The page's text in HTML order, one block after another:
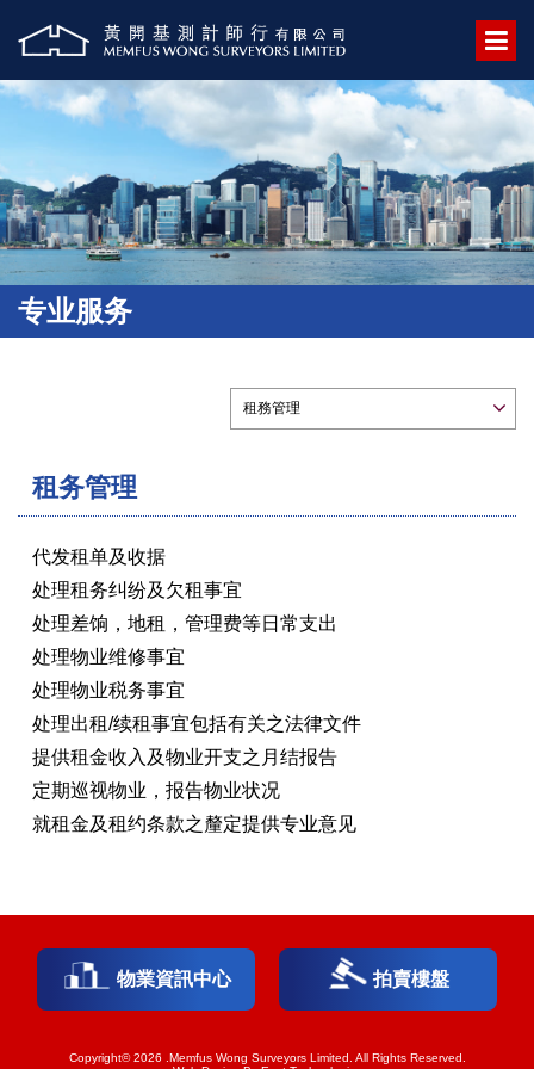
专业服务
租务管理
代发租单及收据
处理租务纠纷及欠租事宜
处理差饷，地租，管理费等日常支出
处理物业维修事宜
处理物业税务事宜
处理出租/续租事宜包括有关之法律文件
提供租金收入及物业开支之月结报告
定期巡视物业，报告物业状况
就租金及租约条款之釐定提供专业意见
物業資訊中心 拍賣樓盤
Copyright© 2026 .Memfus Wong Surveyors Limited. All Rights Reserved.